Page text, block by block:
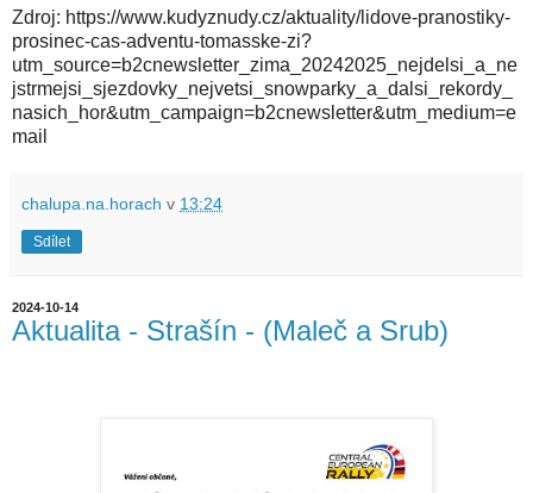
Zdroj: https://www.kudyznudy.cz/aktuality/lidove-pranostiky-
prosinec-cas-adventu-tomasske-zi?
utm_source=b2cnewsletter_zima_20242025_nejdelsi_a_ne
jstrmejsi_sjezdovky_nejvetsi_snowparky_a_dalsi_rekordy_
nasich_hor&utm_campaign=b2cnewsletter&utm_medium=e
mail
chalupa.na.horach v 13:24
Sdílet
2024-10-14
Aktualita - Strašín - (Maleč a Srub)